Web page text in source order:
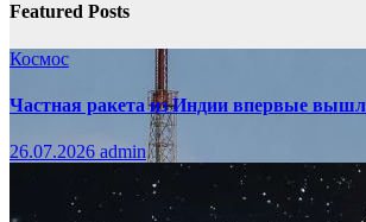
Featured Posts
Космос
Частная ракета из Индии впервые
26.07.2026 admin